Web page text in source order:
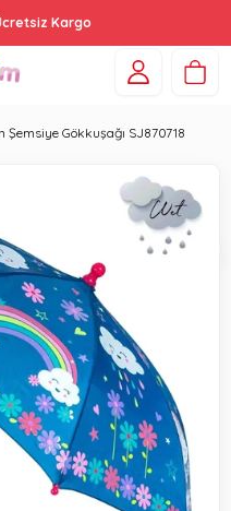
Kargo
Gökkuşağı SJ870718